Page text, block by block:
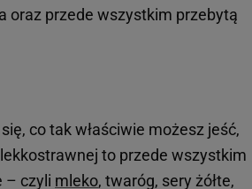
oraz przede wszystkim przebytą
co tak właściwie możesz jeść,
to przede wszystkim
– czyli mleko, twaróg, sery żółte,